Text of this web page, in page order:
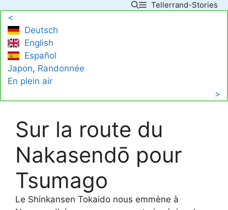
content
Tellerrand-Stories
<
Deutsch
English
Español
Japon, Randonnée
En plein air
>
Sur la route du
Nakasendō pour
Tsumago
Le Shinkansen Tokaido nous emmène à